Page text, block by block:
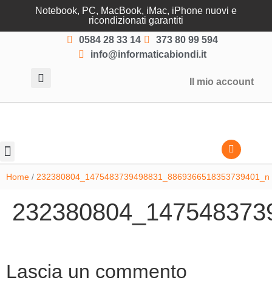
Notebook, PC, MacBook, iMac, iPhone nuovi e
ricondizionati garantiti
0584 28 33 14
373 80 99 594
info@informaticabiondi.it
Il mio account
Home / 232380804_1475483739498831_8869366518353739401_n
Lascia un commento